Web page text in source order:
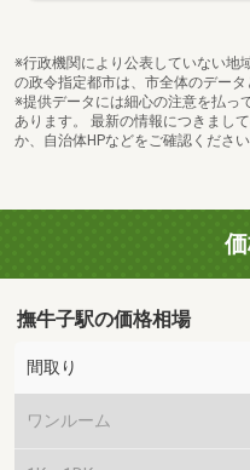
※行政機関により公表していない地
の政令指定都市は、市全体のデータ
※提供データには細心の注意を払っ
あります。 最新の情報につきまし
か、自治体HPなどをご確認ください
撫牛子駅の価格相場
間取り
ワンルーム